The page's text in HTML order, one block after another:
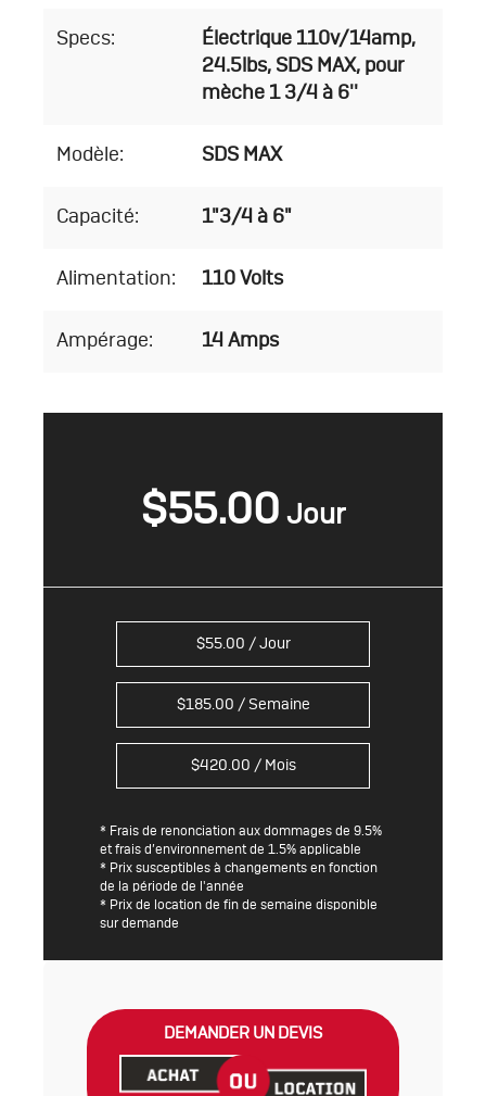
Specs:
Électrique 110v/14amp,
24.5lbs, SDS MAX, pour
mèche 1 3/4 à 6''
Modèle: SDS MAX
Capacité: 1"3/4 à 6"
Alimentation: 110 Volts
Ampérage: 14 Amps
$55.00
$55.00 / Jour
$185.00 / Semaine
$420.00 / Mois
* Frais de renonciation aux dommages de 9.5%
et frais d’environnement de 1.5% applicable
* Prix susceptibles à changements en fonction
de la période de l'année
* Prix de location de fin de semaine disponible
sur demande
DEMANDER UN DEVIS